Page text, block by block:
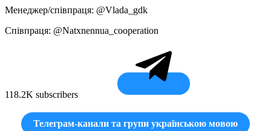
Менеджер/співпраця: @Vlada_gdk
Співпраця: @Natxnennua_cooperation
118.2K subscribers
Телеграм-канали та групи українською мовою